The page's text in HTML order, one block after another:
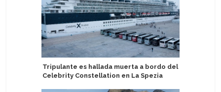
Tripulante es hallada muerta a bordo del
Celebrity Constellation en La Spezia